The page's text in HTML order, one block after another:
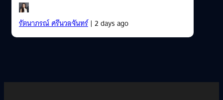
รัตนาภรณ์ ศรีนวลจันทร์| 2 days ago